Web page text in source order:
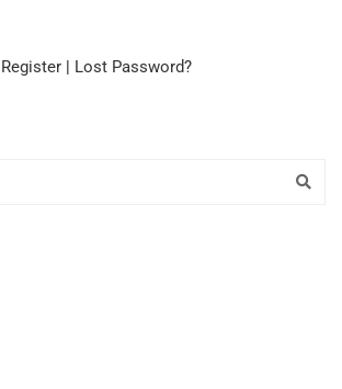
Register | Lost Password?